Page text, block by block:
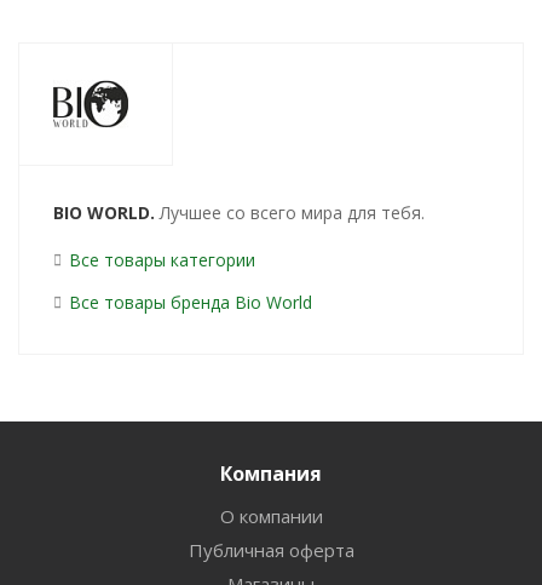
BIO WORLD. Лучшее со всего мира для тебя.
Все товары категории
Все товары бренда Bio World
Компания
О компании
Публичная оферта